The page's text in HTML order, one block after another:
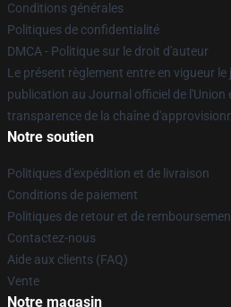
Conditions générales
Politiques de confidentialité
DMCA - Politique sur le droit d'auteur
Le présent règlement entre en vigueur
publication au Journal officiel de l'Union
transparence de la chaîne
Notre soutien
Politiques d'expédition et de livraison
Conditions de paiement
Politiques de retour et de
Contactez-nous
Aide aux clients (FAQ)
Vente
Notre magasin